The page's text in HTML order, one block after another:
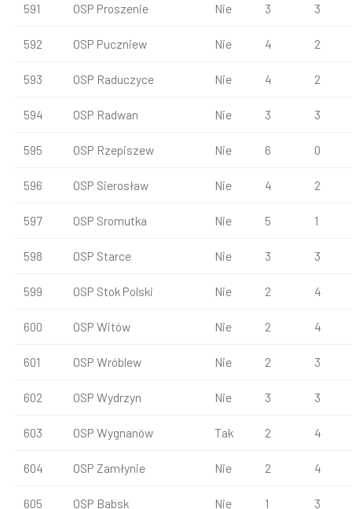
591 OSP Proszenie Nie 3 3
592 OSP Puczniew Nie 4 2
593 OSP Raduczyce Nie 4 2
594 OSP Radwan Nie 3 3
595 OSP Rzepiszew Nie 6 0
596 OSP Sierosław Nie 4 2
597 OSP Sromutka Nie 5 1
598 OSP Starce Nie 3 3
599 OSP Stok Polski Nie 2 4
600 OSP Witów Nie 2 4
601 OSP Wróblew Nie 2 3
602 OSP Wydrzyn Nie 3 3
603 OSP Wygnanów Tak 2 4
604 OSP Zamłynie Nie 2 4
605 OSP Babsk Nie 1 3